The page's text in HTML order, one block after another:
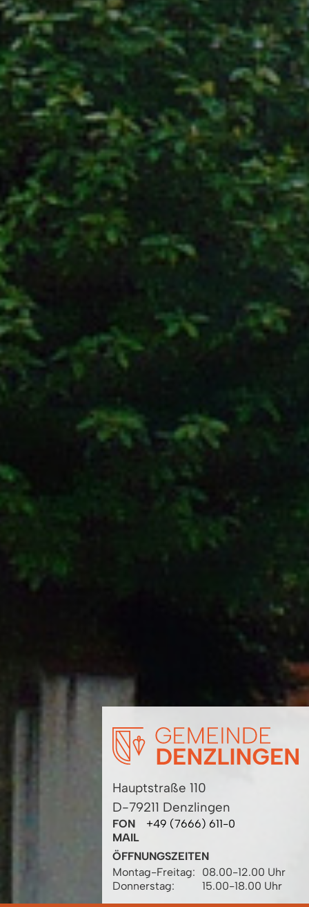
Hauptstraße 110
D-79211 Denzlingen
FON
+49 (7666) 611-0
MAIL
ÖFFNUNGSZEITEN
Montag-Freitag:
08.00-12.00 Uhr
Donnerstag:
15.00-18.00 Uhr